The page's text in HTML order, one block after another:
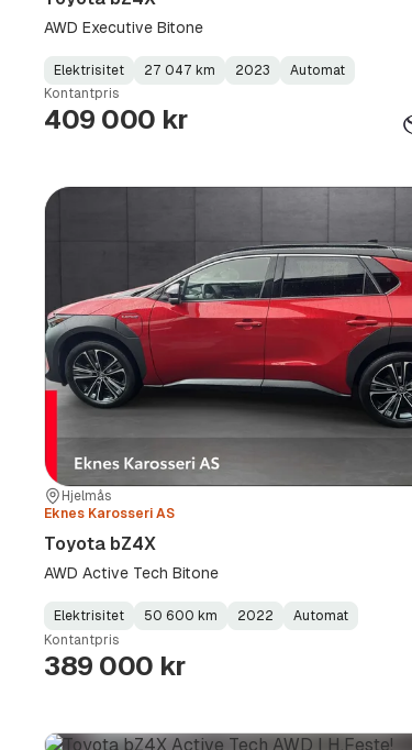
AWD Executive Bitone
Fuel
Type:
Elektrisitet
Kilometerstand:
27 047 km
Model
Year:
2023
Gearbox
Type:
Automat
Kontantpris
409 000 kr
Sted:Hjelmås
Forhandler:
Eknes Karosseri AS
Toyota bZ4X
AWD Active Tech Bitone
Fuel
Type:
Elektrisitet
Kilometerstand:
50 600 km
Model
Year:
2022
Gearbox
Type:
Automat
Kontantpris
389 000 kr